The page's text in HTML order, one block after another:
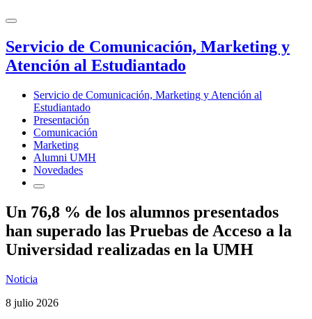
Servicio de Comunicación, Marketing y
Atención al Estudiantado
Servicio de Comunicación, Marketing y Atención al
Estudiantado
Presentación
Comunicación
Marketing
Alumni UMH
Novedades
Un 76,8 % de los alumnos presentados
han superado las Pruebas de Acceso a la
Universidad realizadas en la UMH
Noticia
8 julio 2026